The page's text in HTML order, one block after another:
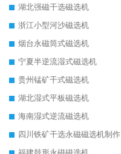
湖北强磁干选磁选机
浙江小型河沙磁选机
烟台永磁筒式磁选机
宁夏半逆流湿式磁选机
贵州锰矿干式磁选机
湖北湿式平板磁选机
海南湿式逆流磁选机
四川铁矿干选永磁磁选机制作